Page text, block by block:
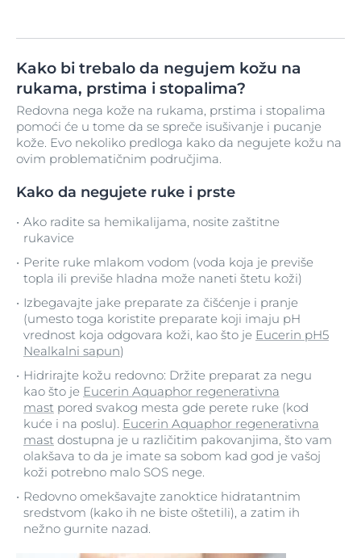
Kako bi trebalo da negujem kožu na
rukama, prstima i stopalima?
Redovna nega kože na rukama, prstima i stopalima
pomoći će u tome da se spreče isušivanje i pucanje
kože. Evo nekoliko predloga kako da negujete kožu na
ovim problematičnim područjima.
Kako da negujete ruke i prste
Ako radite sa hemikalijama, nosite zaštitne
rukavice
Perite ruke mlakom vodom (voda koja je previše
topla ili previše hladna može naneti štetu koži)
Izbegavajte jake preparate za čišćenje i pranje
(umesto toga koristite preparate koji imaju pH
vrednost koja odgovara koži, kao što je Eucerin pH5
Nealkalni sapun)
Hidrirajte kožu redovno: Držite preparat za negu
kao što je Eucerin Aquaphor regenerativna
mast pored svakog mesta gde perete ruke (kod
kuće i na poslu). Eucerin Aquaphor regenerativna
mast dostupna je u različitim pakovanjima, što vam
olakšava to da je imate sa sobom kad god je vašoj
koži potrebno malo SOS nege.
Redovno omekšavajte zanoktice hidratantnim
sredstvom (kako ih ne biste oštetili), a zatim ih
nežno gurnite nazad.